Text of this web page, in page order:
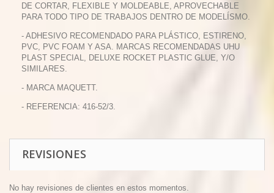
DE CORTAR, FLEXIBLE Y MOLDEABLE, APROVECHABLE
PARA TODO TIPO DE TRABAJOS DENTRO DE MODELÍSMO.
- ADHESIVO RECOMENDADO PARA PLÁSTICO, ESTIRENO,
PVC, PVC FOAM Y ASA. MARCAS RECOMENDADAS UHU
PLAST SPECIAL, DELUXE ROCKET PLASTIC GLUE, Y/O
SIMILARES.
- MARCA MAQUETT.
- REFERENCIA: 416-52/3.
REVISIONES
No hay revisiones de clientes en estos momentos.